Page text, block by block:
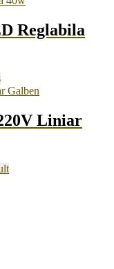
mai
multe
fi
alese
în
pagina
Reglabila
Liniar